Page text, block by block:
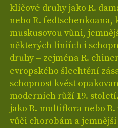
klíčové druhy jako R.
nebo R.
muskusovou vůni,
některých liniích i
druhy – zejména R.
evropského šlechtění
schopnost kvést
moderních růží 19.
jako R. multiflora nebo
vůči chorobám a